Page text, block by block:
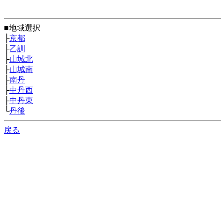
■地域選択
├京都
├乙訓
├山城北
├山城南
├南丹
├中丹西
├中丹東
└丹後
戻る